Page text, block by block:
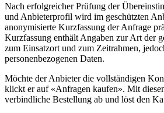
Nach erfolgreicher Prüfung der
und Anbieterprofil wird im geschützten
anonymisierte Kurzfassung der Anfrage
Kurzfassung enthält Angaben zur Art der
zum Einsatzort und zum Zeitrahmen,
personenbezogenen Daten.
Möchte der Anbieter die vollständigen
klickt er auf «Anfragen kaufen». Mit
verbindliche Bestellung ab und löst den